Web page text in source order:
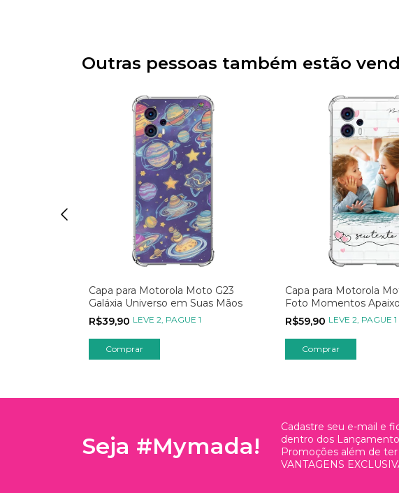
Outras pessoas também estão
Capa para Motorola Moto G23
Galáxia Universo em Suas Mãos
R$39,90 LEVE 2, PAGUE 1
Comprar
Capa para Motorola
Foto Momentos
R$59,90 LEVE 2, PAGUE 1
Comprar
Seja #Mymada!
Cadastre seu e-mail e
dentro dos
Promoções além de ter
VANTAGENS